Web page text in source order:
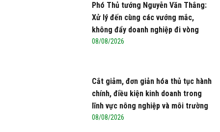
Phó Thủ tướng Nguyễn Văn Thắng:
Xử lý đến cùng các vướng mắc,
không đẩy doanh nghiệp đi vòng
08/08/2026
Cắt giảm, đơn giản hóa thủ tục hành
chính, điều kiện kinh doanh trong
lĩnh vực nông nghiệp và môi trường
08/08/2026